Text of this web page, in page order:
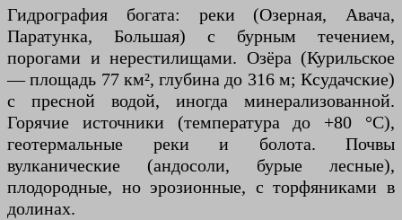
Гидрография богата: реки (Озерная, Авача,
Паратунка, Большая) с бурным течением,
порогами и нерестилищами. Озёра (Курильское
— площадь 77 км², глубина до 316 м; Ксудачские)
с пресной водой, иногда минерализованной.
Горячие источники (температура до +80 °C),
геотермальные реки и болота. Почвы
вулканические (андосоли, бурые лесные),
плодородные, но эрозионные, с торфяниками в
долинах.